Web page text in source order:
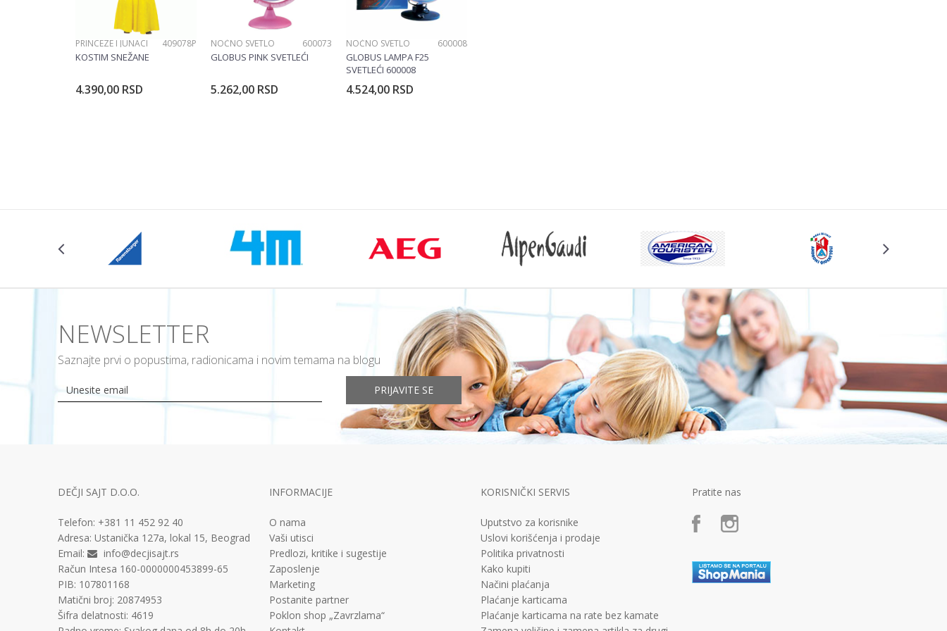
POŠALJI
PRINCEZE I JUNACI 409078P
KOSTIM SNEŽANE
4.390,00 RSD
NOĆNO SVETLO 600073
GLOBUS PINK SVETLEĆI
5.262,00 RSD
NOĆNO SVETLO 600008
GLOBUS LAMPA F25
SVETLEĆI 600008
4.524,00 RSD
NEWSLETTER
Saznajte prvi o popustima, radionicama i novim temama na blogu
PRIJAVITE SE
DEČJI SAJT D.O.O.
Telefon: +381 11 452 92 40
Adresa: Ustanička 127a, lokal 15, Beograd
Email:
info@decjisajt.rs
Račun Intesa 160-0000000453899-65
PIB: 107801168
Matični broj: 20874953
Šifra delatnosti: 4619
INFORMACIJE
O nama
Vaši utisci
Predlozi, kritike i sugestije
Zaposlenje
Marketing
Postanite partner
Poklon shop „Zavrzlama“
KORISNIČKI SERVIS
Uputstvo za korisnike
Uslovi korišćenja i prodaje
Politika privatnosti
Kako kupiti
Načini plaćanja
Plaćanje karticama
Plaćanje karticama na rate bez kamate
Pratite nas